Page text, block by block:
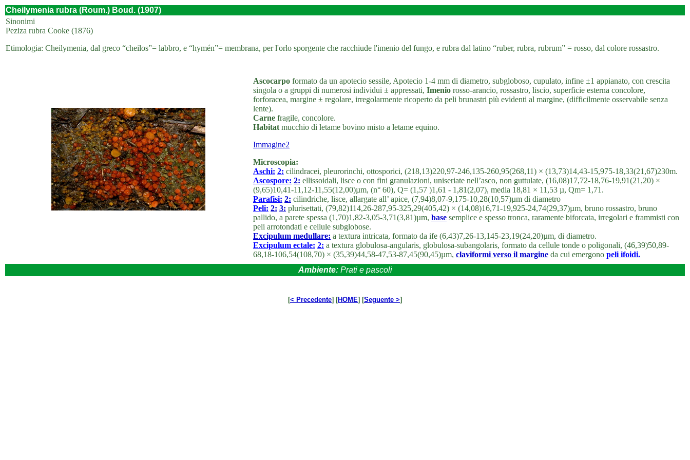
Cheilymenia rubra (Roum.) Boud. (1907)
Sinonimi
Peziza rubra Cooke (1876)
Etimologia: Cheilymenia, dal greco “cheilos”= labbro, e “hymén”= membrana, per l'orlo sporgente che racchiude l'imenio del fungo, e rubra dal latino “ruber, rubra, rubrum” = rosso, dal colore rossastro.
Ascocarpo formato da un apotecio sessile, Apotecio 1-4 mm di diametro, subgloboso, cupulato, infine ±1 appianato, con crescita
singola o a gruppi di numerosi individui ± appressati, Imenio rosso-arancio, rossastro, liscio, superficie esterna concolore,
forforacea, margine ± regolare, irregolarmente ricoperto da peli brunastri più evidenti al margine, (difficilmente osservabile senza
lente).
Carne fragile, concolore.
Habitat mucchio di letame bovino misto a letame equino.
Immagine2
Microscopia:
Aschi: 2: cilindracei, pleurorinchi, ottosporici, (218,13)220,97-246,135-260,95(268,11) × (13,73)14,43-15,975-18,33(21,67)230m.
Ascospore: 2: ellissoidali, lisce o con fini granulazioni, uniseriate nell’asco, non guttulate, (16,08)17,72-18,76-19,91(21,20) ×
(9,65)10,41-11,12-11,55(12,00)µm, (n° 60), Q= (1,57 )1,61 - 1,81(2,07), media 18,81 × 11,53 µ, Qm= 1,71.
Parafisi: 2: cilindriche, lisce, allargate all’ apice, (7,94)8,07-9,175-10,28(10,57)µm di diametro
Peli: 2: 3: plurisettati, (79,82)114,26-287,95-325,29(405,42) × (14,08)16,71-19,925-24,74(29,37)µm, bruno rossastro, bruno
pallido, a parete spessa (1,70)1,82-3,05-3,71(3,81)µm, base semplice e spesso tronca, raramente biforcata, irregolari e frammisti con
peli arrotondati e cellule subglobose.
Excipulum medullare: a textura intricata, formato da ife (6,43)7,26-13,145-23,19(24,20)µm, di diametro.
Excipulum ectale: 2: a textura globulosa-angularis, globulosa-subangolaris, formato da cellule tonde o poligonali, (46,39)50,89-
68,18-106,54(108,70) × (35,39)44,58-47,53-87,45(90,45)µm, claviformi verso il margine da cui emergono peli ifoidi.
Ambiente: Prati e pascoli
[< Precedente] [HOME] [Seguente >]